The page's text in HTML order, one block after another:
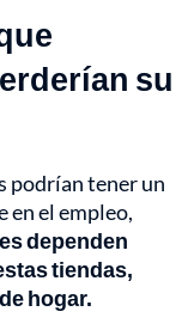
su
podrían tener un
en el empleo,
dependen
tiendas,
hogar.